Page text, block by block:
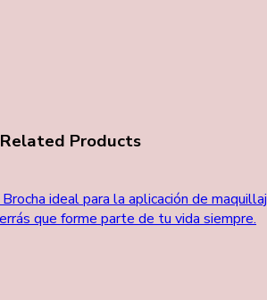
Related Products